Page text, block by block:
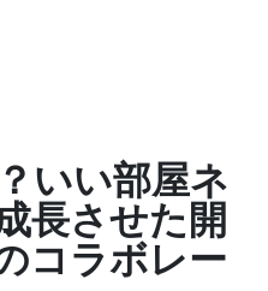
いい部屋ネ
長させた開
コラボレー